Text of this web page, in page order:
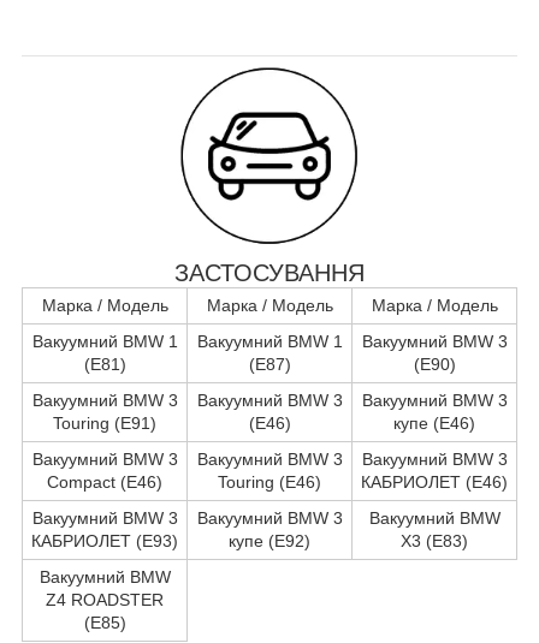
ЗАСТОСУВАННЯ
Марка / Модель Марка / Модель
Марка / Модель
Вакуумний BMW 1
(E81)
Вакуумний BMW 1
(E87)
Вакуумний BMW 3
(E90)
Вакуумний BMW 3
Touring (E91)
Вакуумний BMW 3
(E46)
Вакуумний BMW 3
купе (E46)
Вакуумний BMW 3
Compact (E46)
Вакуумний BMW 3
Touring (E46)
Вакуумний BMW 3
КАБРИОЛЕТ (E46)
Вакуумний BMW 3
КАБРИОЛЕТ (E93)
Вакуумний BMW 3
купе (E92)
Вакуумний BMW
X3 (E83)
Вакуумний BMW
Z4 ROADSTER
(E85)